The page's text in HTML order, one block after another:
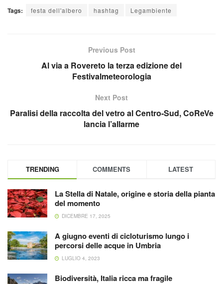
Tags: festa dell'albero hashtag Legambiente
Previous Post
Al via a Rovereto la terza edizione del
Festivalmeteorologia
Next Post
Paralisi della raccolta del vetro al Centro-Sud, CoReVe
lancia l’allarme
TRENDING COMMENTS LATEST
La Stella di Natale, origine e storia della pianta
del momento
DICEMBRE 17, 2025
A giugno eventi di cicloturismo lungo i
percorsi delle acque in Umbria
LUGLIO 4, 2023
Biodiversità, Italia ricca ma fragile